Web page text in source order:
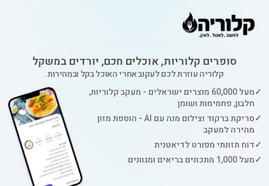
סופרים קלוריות, אוכלים חכם, יורדים במשקל
קלוריה עוזרת לכם לעקוב אחרי האוכל בקל ובמהירות.
✓
מעל 60,000 מוצרים ישראלים - מעקב קלוריות,
חלבון, פחמימות ושומן
✓
סריקת ברקוד וצילום מנה עם AI - הוספת מזון
מהירה למעקב
✓דוח תזונתי מפורט לדיאטנית
✓מעל 1,000 מתכונים בריאים ומגוונים